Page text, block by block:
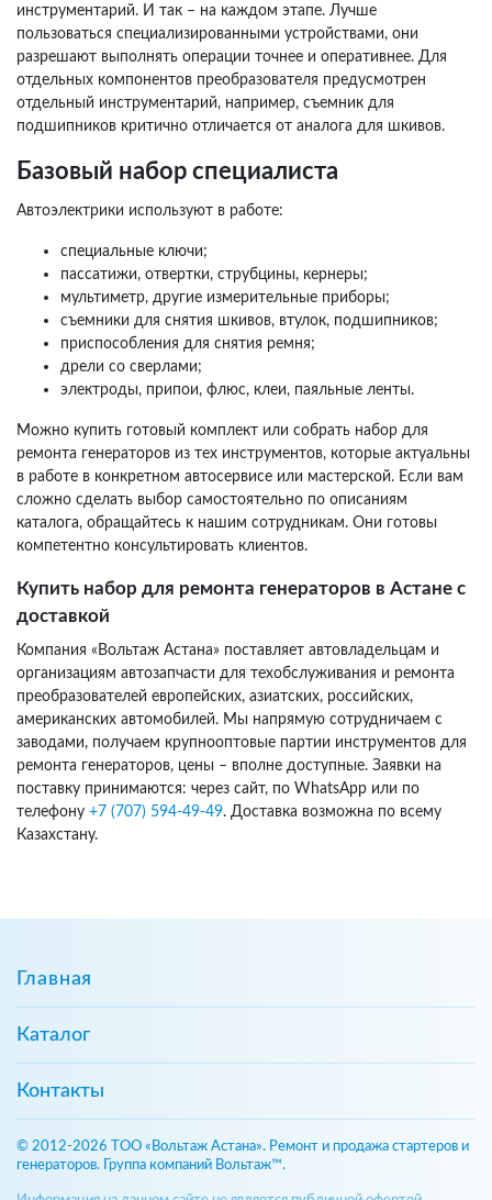
инструментарий. И так – на каждом этапе. Лучше
пользоваться специализированными устройствами, они
разрешают выполнять операции точнее и оперативнее. Для
отдельных компонентов преобразователя предусмотрен
отдельный инструментарий, например, съемник для
подшипников критично отличается от аналога для шкивов.
Базовый набор специалиста
Автоэлектрики используют в работе:
специальные ключи;
пассатижи, отвертки, струбцины, кернеры;
мультиметр, другие измерительные приборы;
съемники для снятия шкивов, втулок, подшипников;
приспособления для снятия ремня;
дрели со сверлами;
электроды, припои, флюс, клеи, паяльные ленты.
Можно купить готовый комплект или собрать набор для
ремонта генераторов из тех инструментов, которые актуальны
в работе в конкретном автосервисе или мастерской. Если вам
сложно сделать выбор самостоятельно по описаниям
каталога, обращайтесь к нашим сотрудникам. Они готовы
компетентно консультировать клиентов.
Купить набор для ремонта генераторов в Астане с
доставкой
Компания «Вольтаж Астана» поставляет автовладельцам и
организациям автозапчасти для техобслуживания и ремонта
преобразователей европейских, азиатских, российских,
американских автомобилей. Мы напрямую сотрудничаем с
заводами, получаем крупнооптовые партии инструментов для
ремонта генераторов, цены – вполне доступные. Заявки на
поставку принимаются: через сайт, по WhatsApp или по
телефону +7 (707) 594-49-49. Доставка возможна по всему
Казахстану.
Главная
Каталог
Контакты
© 2012-2026 ТОО «Вольтаж Астана». Ремонт и продажа стартеров и
генераторов. Группа компаний Вольтаж™.